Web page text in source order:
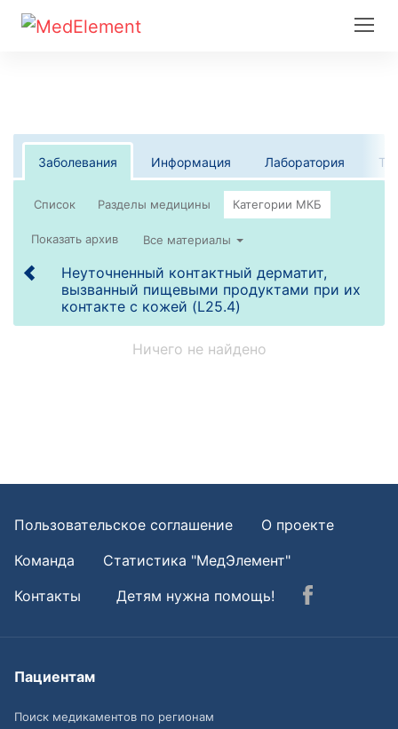
Заболевания Информация Лаборатория
Список
Все материалы
Неуточненный контактный дерматит,
вызванный пищевыми продуктами при их
контакте с кожей (L25.4)
Ничего не найдено
Пользовательское соглашение
О проекте
Команда
Статистика "МедЭлемент"
Контакты
Детям нужна помощь!
Пациентам
Поиск медикаментов по регионам